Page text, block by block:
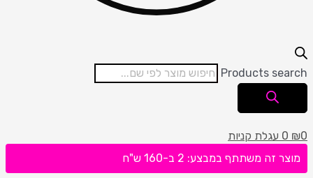
Products search
₪0
0 עגלת קניות
מוצר זה משתתף במבצע: 2 ב-160 ש"ח